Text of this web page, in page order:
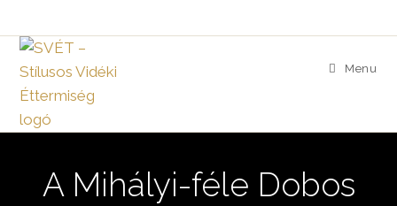
content
Menu
A Mihályi-féle Dobos